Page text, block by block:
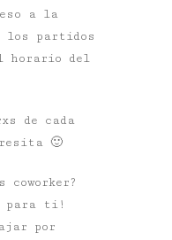
a la
los partidos
horario del
de cada
🙂
coworker?
para ti!
por